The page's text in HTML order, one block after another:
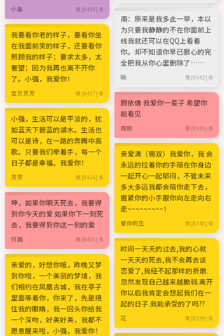
小鱼 第 [8419] 条
我要看你老的样子，要看你坐
在我面前笑的样子，还要看你
照顾我的样子；要求太多，太
奢望；因为我再也离不开你
了。小强，我爱你！
宝贝芳芳 第 [8417] 条
小强，生活可以是平淡的，犹
如蓝天下碧蓝的湖水。生活也
可以是诗，在一路的奔腾中高
歌。只要我们牵着手，每一个
日子都是幸福。我爱你！
芳芳 第 [8416] 条
坤，如果你明天死去，我要得
到你今天的爱 如果你下一刻死
去，我要得到你这一刻的爱
阿磊 第 [8415] 条
亲爱的，好想你哦，昨晚又梦
到你啦，一个美丽的梦境，我
们相约在凤凰古城，我在亭子
里面等着你，你来了，先是捂
住我的眼睛，我一回头你给我
一个深吻，好美好美，我都不
愿意醒来啦，小强，我爱你！
南：原来是我多此一举，本以
为只要我静静的不在你面前上
线我就还可以在QQ上看着
你。却不知道你早已狠心的完
全把我从你心里删除了……
映 第 [8342] 条
顾依倩 我爱你一辈子 希望你
能看见
周鹏 第 [8341] 条
亲爱滴（锡双）我爱你，我 会
永远的拉着你的手陪在你身边
一起开心一起郁闷，不管未来
多大多远我都会陪你走下去，
握紧你的小手跟你向左走向右
走~~~~~~~~~！
爱你的生 第 [8340] 条
时间一天天的过去,我的心就
一天天的死去,我不会再去谈
恋爱了,我经不起那样的折磨.
忽然发现自己越来越脆弱.离开
你以后我肯定会想起我们在一
起的日子.我能承受的了吗??
花 第 [8339] 条